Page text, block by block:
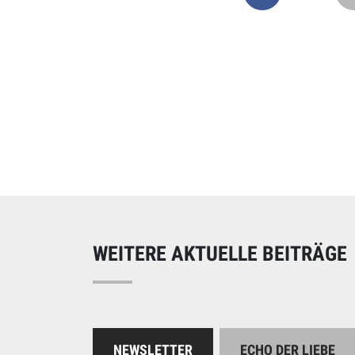
WEITERE AKTUELLE BEITRÄGE
NEWSLETTER ECHO DER LIEBE